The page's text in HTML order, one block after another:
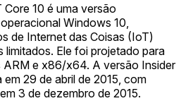
10 é uma versão
Windows 10,
de Internet das Coisas (IoT)
Ele foi projetado para
ARM e x86/x64. A versão Insider
29 de abril de 2015, com
3 de dezembro de 2015.